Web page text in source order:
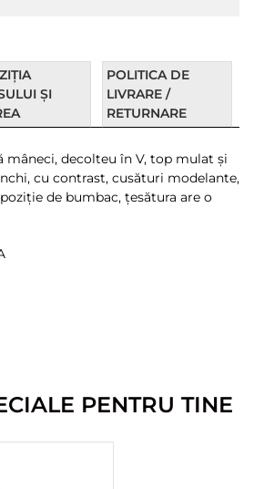
ȘI
POLITICA DE
LIVRARE /
RETURNARE
mâneci, decolteu în V, top mulat și
cu contrast, cusături modelante,
de bumbac, țesătura are o
PENTRU TINE